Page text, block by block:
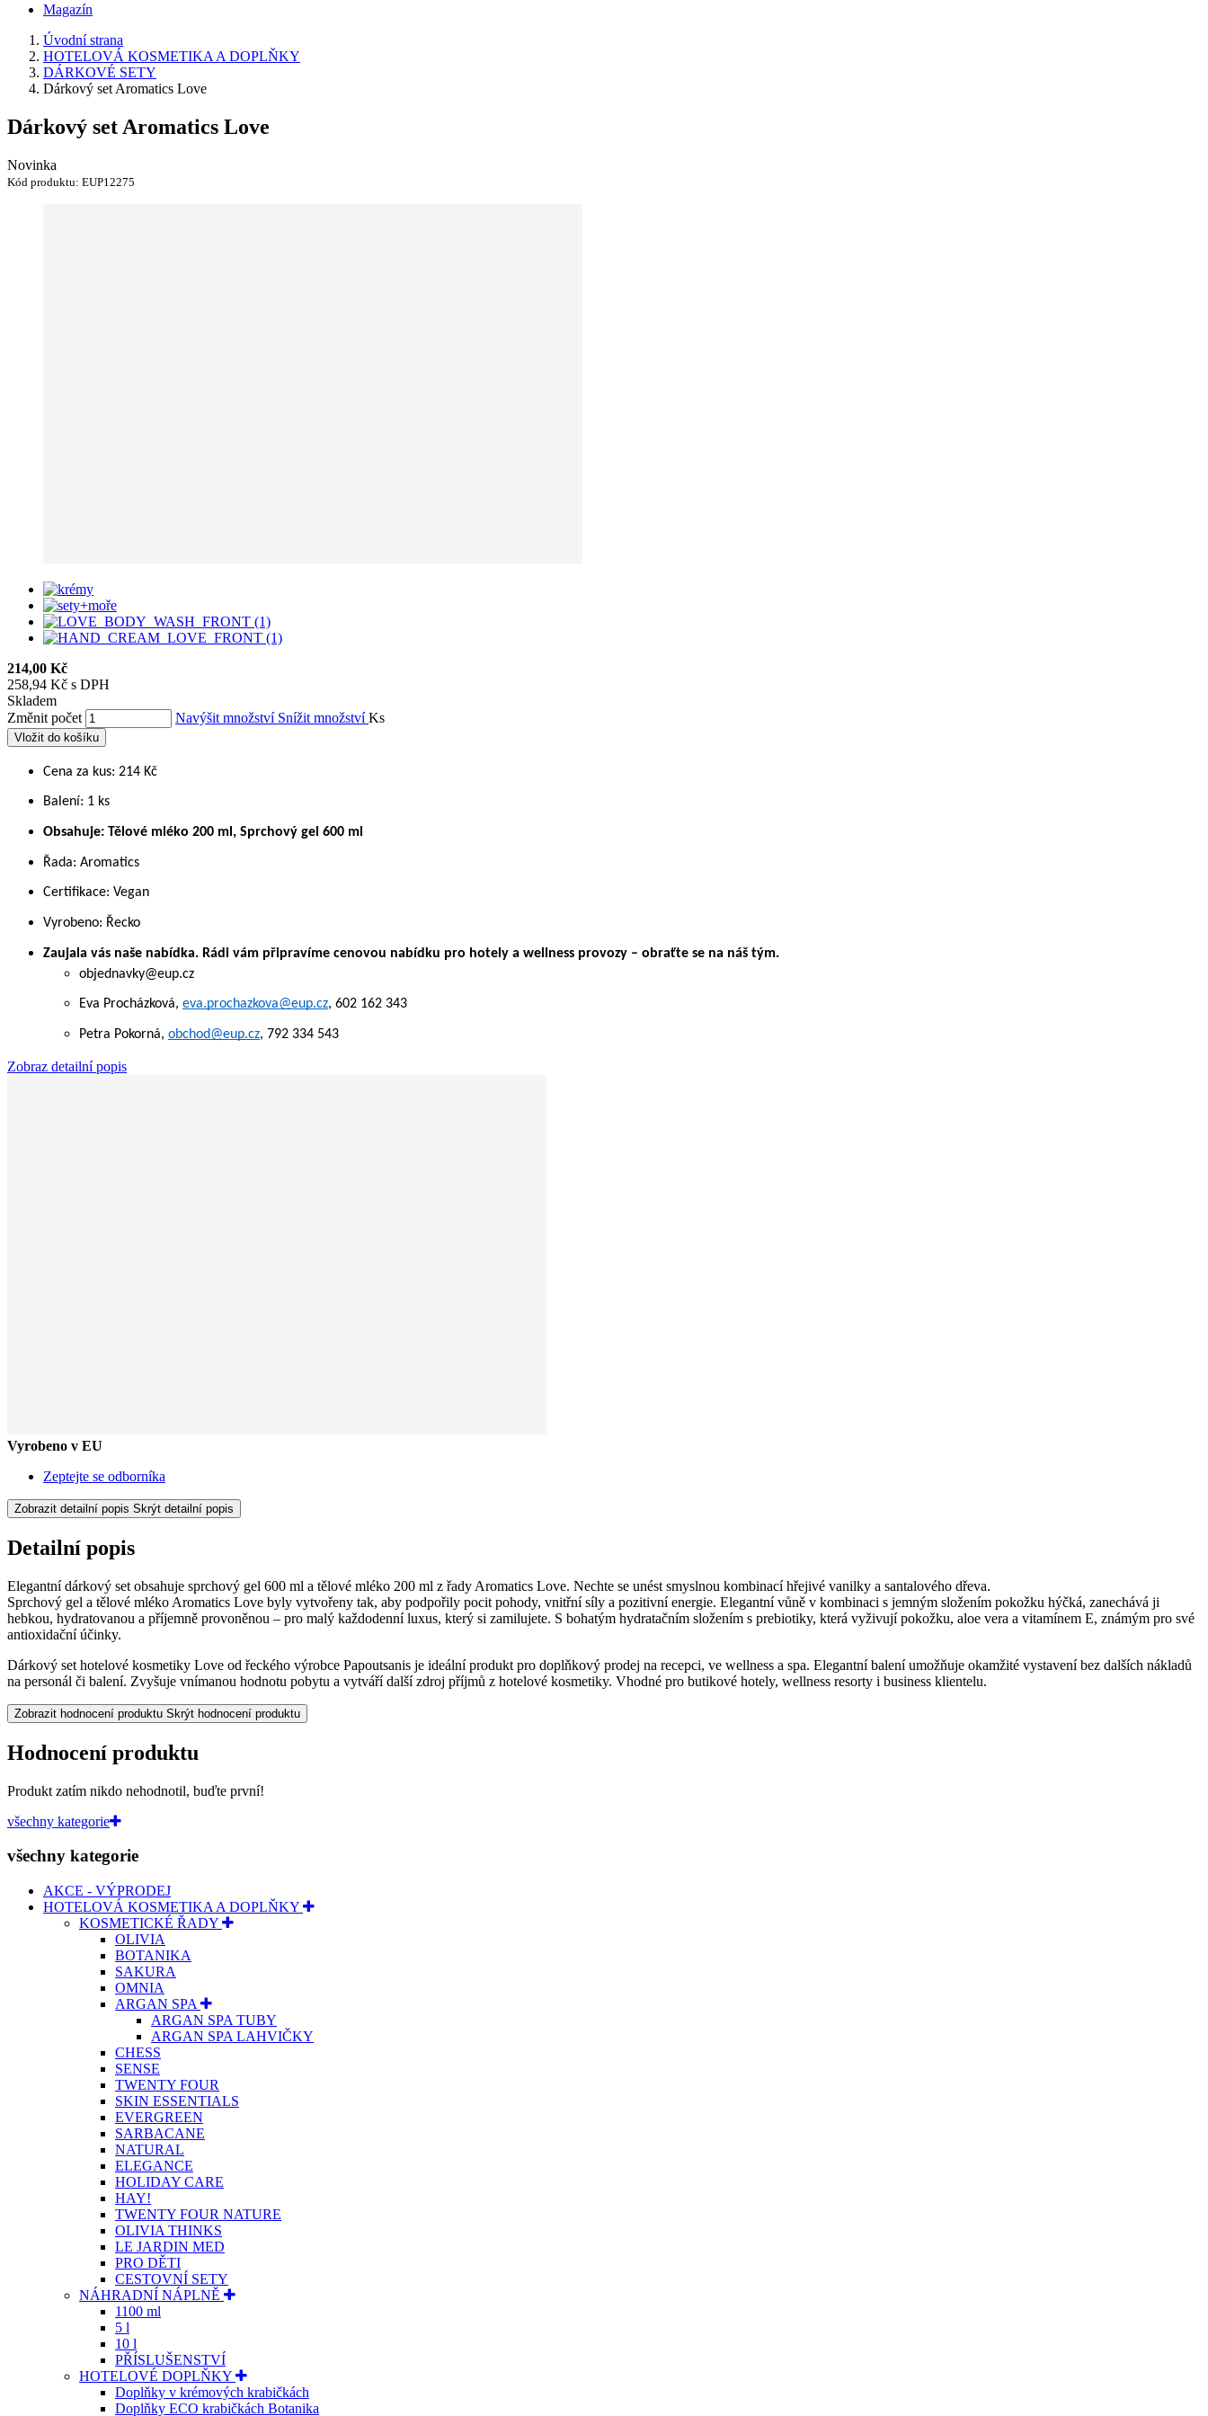
Magazín
Úvodní strana
HOTELOVÁ KOSMETIKA A DOPLŇKY
DÁRKOVÉ SETY
Dárkový set Aromatics Love
Dárkový set Aromatics Love
Novinka
Kód produktu: EUP12275
214,00 Kč
258,94 Kč s DPH
Skladem
Změnit počet
Navýšit množství Snížit množstvíKs
Vložit do košíku
Cena za kus: 214 Kč
Balení: 1 ks
Obsahuje: Tělové mléko 200 ml, Sprchový gel 600 ml
Řada: Aromatics
Certifikace: Vegan
Vyrobeno: Řecko
Zaujala vás naše nabídka. ​Rádi vám připravíme cenovou nabídku pro hotely a wellness provozy – obraťte se na náš tým.
objednavky@eup.cz
Eva Procházková, eva.prochazkova@eup.cz, 602 162 343
Petra Pokorná, obchod@eup.cz, 792 334 543
Zobraz detailní popis
Vyrobeno v EU
Zeptejte se odborníka
Zobrazit detailní popis Skrýt detailní popis
Detailní popis
Elegantní dárkový set obsahuje sprchový gel 600 ml a tělové mléko 200 ml z řady Aromatics Love. Nechte se unést smyslnou kombinací hřejivé vanilky a santalového dřeva.
Sprchový gel a tělové mléko Aromatics Love byly vytvořeny tak, aby podpořily pocit pohody, vnitřní síly a pozitivní energie. Elegantní vůně v kombinaci s jemným složením pokožku hýčká, zanechává ji
hebkou, hydratovanou a příjemně provoněnou – pro malý každodenní luxus, který si zamilujete. S bohatým hydratačním složením s prebiotiky, která vyživují pokožku, aloe vera a vitamínem E, známým pro své
antioxidační účinky.
Dárkový set hotelové kosmetiky Love od řeckého výrobce Papoutsanis je ideální produkt pro doplňkový prodej na recepci, ve wellness a spa. Elegantní balení umožňuje okamžité vystavení bez dalších nákladů
na personál či balení. Zvyšuje vnímanou hodnotu pobytu a vytváří další zdroj příjmů z hotelové kosmetiky. Vhodné pro butikové hotely, wellness resorty i business klientelu.
Zobrazit hodnocení produktu Skrýt hodnocení produktu
Hodnocení produktu
Produkt zatím nikdo nehodnotil, buďte první!
všechny kategorie
všechny kategorie
AKCE - VÝPRODEJ
HOTELOVÁ KOSMETIKA A DOPLŇKY
KOSMETICKÉ ŘADY
OLIVIA
BOTANIKA
SAKURA
OMNIA
ARGAN SPA
ARGAN SPA TUBY
ARGAN SPA LAHVIČKY
CHESS
SENSE
TWENTY FOUR
SKIN ESSENTIALS
EVERGREEN
SARBACANE
NATURAL
ELEGANCE
HOLIDAY CARE
HAY!
TWENTY FOUR NATURE
OLIVIA THINKS
LE JARDIN MED
PRO DĚTI
CESTOVNÍ SETY
NÁHRADNÍ NÁPLNĚ
1100 ml
5 l
10 l
PŘÍSLUŠENSTVÍ
HOTELOVÉ DOPLŇKY
Doplňky v krémových krabičkách
Doplňky ECO krabičkách Botanika